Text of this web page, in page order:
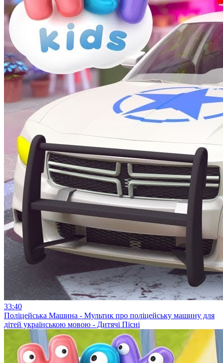
33:40
Поліцейська Машина - Мультик про поліцейську машину для
дітей українською мовою - Дитячі Пісні